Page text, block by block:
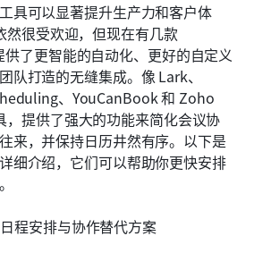
具可以显著提升生产力和客户体
很受欢迎，但现在有几款
供了更智能的自动化、更好的自定义
队打造的无缝集成。像 Lark、
、YouCanBook 和 Zoho
提供了强大的功能来简化会议协
来，并保持日历井然有序。以下是
细介绍，它们可以帮助你更快安排
程安排与协作替代方案
代方案时应关注的内容
解的 12 个 Calendly 替代方案
替代方案